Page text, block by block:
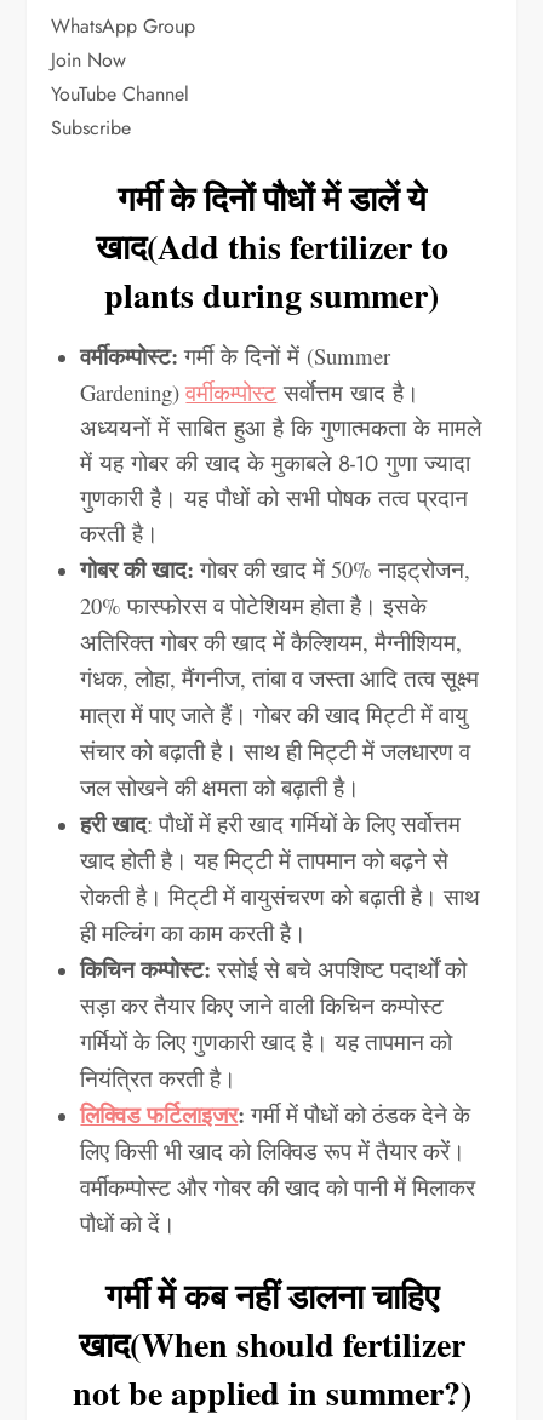
WhatsApp Group
Join Now
YouTube Channel
Subscribe
गर्मी के दिनों पौधों में डालें ये
खाद(Add this fertilizer to
plants during summer)
वर्मीकम्पोस्ट:गर्मी के दिनों में (Summer
Gardening)वर्मीकम्पोस्टसर्वाेत्तम खाद है।
अध्ययनों में साबित हुआ है कि गुणात्मकता के मामले
में यह गोबर की खाद के मुकाबले 8-10 गुणा ज्यादा
गुणकारी है। यह पौधों को सभी पोषक तत्व प्रदान
करती है।
गोबर की खाद: गोबर की खाद में 50% नाइट्रोजन,
20% फास्फोरस व पोटेशियम होता है। इसके
अतिरिक्त गोबर की खाद में कैल्शियम, मैग्नीशियम,
गंधक, लोहा, मैंगनीज, तांबा व जस्ता आदि तत्व सूक्ष्म
मात्रा में पाए जाते हैं। गोबर की खाद मिट्टी में वायु
संचार को बढ़ाती है। साथ ही मिट्टी में जलधारण व
जल सोखने की क्षमता को बढ़ाती है।
हरी खाद: पौधों में हरी खाद गर्मियों के लिए सर्वोत्तम
खाद होती है। यह मिट्‌टी में तापमान को बढ़ने से
रोकती है। मिट्‌टी में वायुसंचरण को बढ़ाती है। साथ
ही मल्चिंग का काम करती है।
किचिन कम्पोस्ट: रसोई से बचे अपशिष्ट पदार्थों को
सड़ा कर तैयार किए जाने वाली किचिन कम्पोस्ट
गर्मियों के लिए गुणकारी खाद है। यह तापमान को
नियंत्रित करती है।
लिक्विड फर्टिलाइजर: गर्मी में पौधों को ठंडक देने के
लिए किसी भी खाद को लिक्विड रूप में तैयार करें।
वर्मीकम्पोस्ट और गोबर की खाद काे पानी में मिलाकर
पौधों को दें।
गर्मी में कब नहीं डालना चाहिए
खाद(When should fertilizer
not be applied in summer?)